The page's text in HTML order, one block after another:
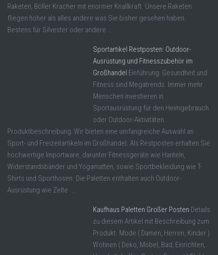
Raketen, Böller Kracher mit enormer Knallkraft. Unsere Raketen
fliegen höher als alles andere was Sie bisher gesehen haben.
Bestens für Silvester oder andere ...
Sportartikel Restposten: Outdoor-
Ausrüstung und Fitnesszubehör im
Großhandel Einführung: Gesundheit und
Fitness sind Megatrends. Immer mehr
Menschen investieren in
Sportausrüstung für den Heimgebrauch
oder Outdoor-Aktivitäten.
Produktbeschreibung: Wir bieten eine umfangreiche Auswahl an
Sport- und Freizeitartikeln im Großhandel. Als Restposten erhalten Sie
hochwertige Importware, darunter Fitnessgeräte wie Hanteln,
Widerstandsbänder und Yogamatten, sowie Sportbekleidung wie T-
Shirts und Sporthosen. Die Paletten enthalten auch Outdoor-
Ausrüstung wie Zelte ...
Kaufhaus Paletten Großer Posten Details
zu diesem Artikel mit Beschreibung zum
Produkt. Mode ( Damen, Herren, Kinder )
Wohnen ( Deko, Möbel, Bad, Einrichten,